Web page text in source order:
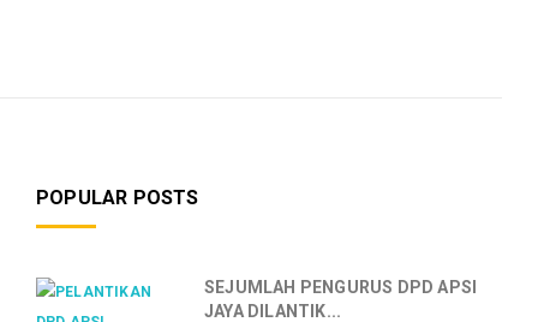
POPULAR POSTS
SEJUMLAH PENGURUS DPD APSI
JAYA DILANTIK...